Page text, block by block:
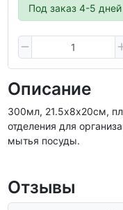
Под заказ 4-5 дней
Описание
300мл, 21.5х8х20см,
отделения для
мытья посуды.
Отзывы